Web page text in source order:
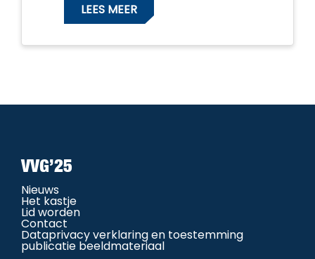
LEES MEER
VVG’25
Nieuws
Het kastje
Lid worden
Contact
Dataprivacy verklaring en toestemming
publicatie beeldmateriaal